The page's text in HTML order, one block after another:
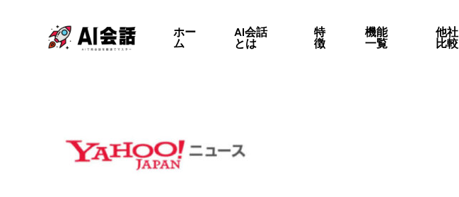
ホー
ム
AI会話
とは
特
徴
機能
一覧
他社
比較